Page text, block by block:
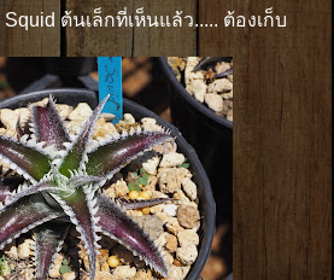
ต้นเล็กที่เห็นแล้ว..... ต้องเก็บ